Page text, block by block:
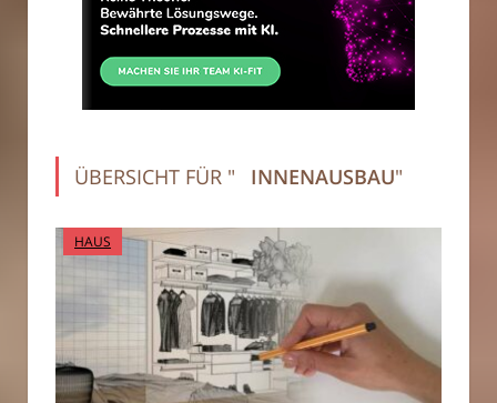
ÜBERSICHT FÜR " INNENAUSBAU"
HAUS